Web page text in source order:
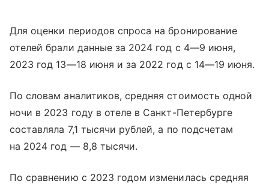
Для оценки периодов спроса на бронирование
отелей брали данные за 2024 год с 4—9 июня,
2023 год 13—18 июня и за 2022 год с 14—19 июня.
По словам аналитиков, средняя стоимость одной
ночи в 2023 году в отеле в Санкт-Петербурге
составляла 7,1 тысячи рублей, а по подсчетам
на 2024 год — 8,8 тысячи.
По сравнению с 2023 годом изменилась средняя